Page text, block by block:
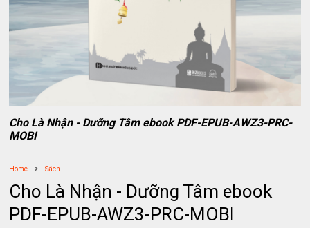
Cho Là Nhận - Dưỡng Tâm ebook PDF-EPUB-AWZ3-PRC-
MOBI
Home Sách
Cho Là Nhận - Dưỡng Tâm ebook
PDF-EPUB-AWZ3-PRC-MOBI